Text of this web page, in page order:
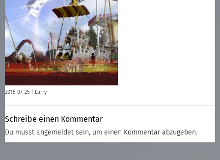
2015-07-25 | Larry
Schreibe einen Kommentar
Du musst angemeldet sein, um einen Kommentar abzugeben.